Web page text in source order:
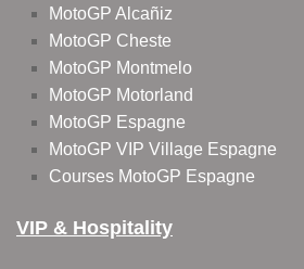
MotoGP Alcañiz
MotoGP Cheste
MotoGP Montmelo
MotoGP Motorland
MotoGP Espagne
MotoGP VIP Village Espagne
Courses MotoGP Espagne
VIP & Hospitality